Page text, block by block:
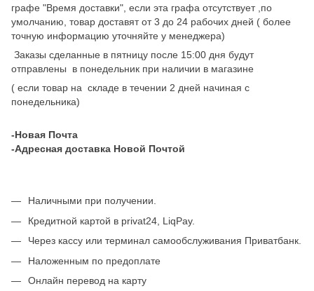
графе "Время доставки", если эта графа отсутствует ,по
умолчанию, товар доставят от 3 до 24 рабочих дней ( более
точную информацию уточняйте у менеджера)
Заказы сделанные в пятницу после 15:00 дня будут
отправлены в понедельник при наличии в магазине
( если товар на складе в течении 2 дней начиная с
понедельника)
-Новая Почта
-Адресная доставка Новой Почтой
Наличными при получении.
Кредитной картой в privat24, LiqPay.
Через кассу или терминал самообслуживания Приватбанк.
Наложенным по предоплате
Онлайн перевод на карту